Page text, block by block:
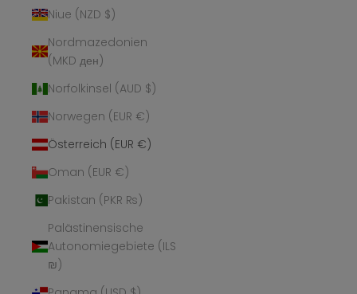
Niue (NZD $)
Nordmazedonien
(MKD ден)
Norfolkinsel (AUD $)
Norwegen (EUR €)
Österreich (EUR €)
Oman (EUR €)
Pakistan (PKR ₨)
Palästinensische
Autonomiegebiete (ILS
₪)